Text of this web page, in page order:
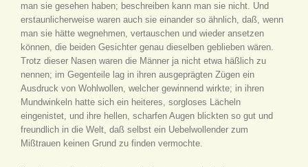
man sie gesehen haben; beschreiben kann man sie nicht. Und
erstaunlicherweise waren auch sie einander so ähnlich, daß, wenn
man sie hätte wegnehmen, vertauschen und wieder ansetzen
können, die beiden Gesichter genau dieselben geblieben wären.
Trotz dieser Nasen waren die Männer ja nicht etwa häßlich zu
nennen; im Gegenteile lag in ihren ausgeprägten Zügen ein
Ausdruck von Wohlwollen, welcher gewinnend wirkte; in ihren
Mundwinkeln hatte sich ein heiteres, sorgloses Lächeln
eingenistet, und ihre hellen, scharfen Augen blickten so gut und
freundlich in die Welt, daß selbst ein Uebelwollender zum
Mißtrauen keinen Grund zu finden vermochte.